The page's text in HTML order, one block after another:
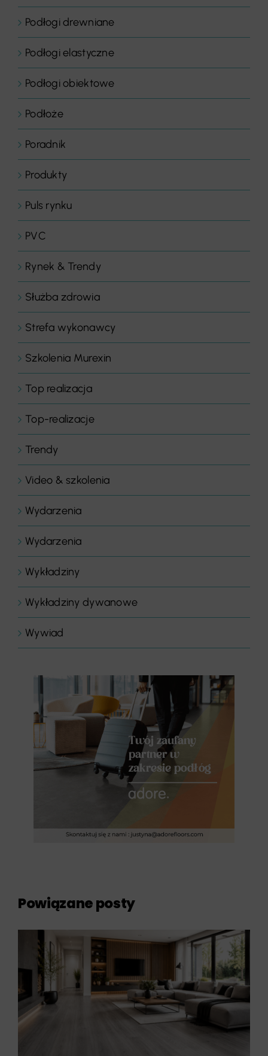
Podłogi drewniane
Podłogi elastyczne
Podłogi obiektowe
Podłoże
Poradnik
Produkty
Puls rynku
PVC
Rynek & Trendy
Służba zdrowia
Strefa wykonawcy
Szkolenia Murexin
Top realizacja
Top-realizacje
Trendy
Video & szkolenia
Wydarzenia
Wydarzenia
Wykładziny
Wykładziny dywanowe
Wywiad
Powiązane posty